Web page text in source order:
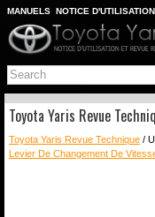
MANUELS NOTICE D'UTILISATION
PLAN DU SITE
CHERCHER
Toyota Yaris Revue
Toyota Yaris Revue Technique /
Levier De Changement De